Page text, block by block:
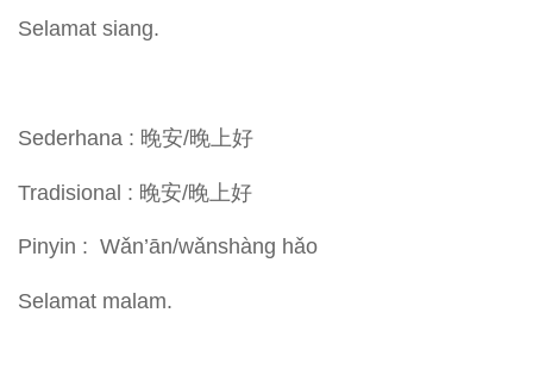
Selamat siang.
Sederhana : 晚安/晚上好
Tradisional : 晚安/晚上好
Pinyin : Wǎn’ān/wǎnshàng hǎo
Selamat malam.